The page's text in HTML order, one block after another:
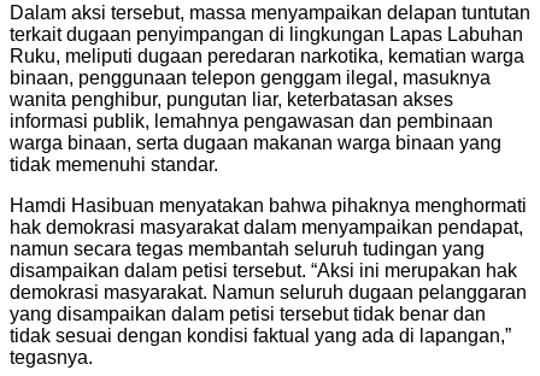
Dalam aksi tersebut, massa menyampaikan delapan tuntutan
terkait dugaan penyimpangan di lingkungan Lapas Labuhan
Ruku, meliputi dugaan peredaran narkotika, kematian warga
binaan, penggunaan telepon genggam ilegal, masuknya
wanita penghibur, pungutan liar, keterbatasan akses
informasi publik, lemahnya pengawasan dan pembinaan
warga binaan, serta dugaan makanan warga binaan yang
tidak memenuhi standar.
Hamdi Hasibuan menyatakan bahwa pihaknya menghormati
hak demokrasi masyarakat dalam menyampaikan pendapat,
namun secara tegas membantah seluruh tudingan yang
disampaikan dalam petisi tersebut. “Aksi ini merupakan hak
demokrasi masyarakat. Namun seluruh dugaan pelanggaran
yang disampaikan dalam petisi tersebut tidak benar dan
tidak sesuai dengan kondisi faktual yang ada di lapangan,”
tegasnya.